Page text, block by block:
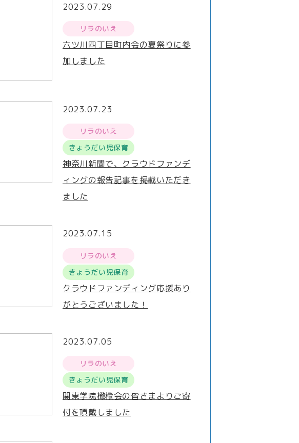
2023.07.29
リラのいえ
六ツ川四丁目町内会の夏祭りに参
加しました
2023.07.23
リラのいえ
きょうだい児保育
神奈川新聞で、クラウドファンデ
ィングの報告記事を掲載いただき
ました
2023.07.15
リラのいえ
きょうだい児保育
クラウドファンディング応援あり
がとうございました！
2023.07.05
リラのいえ
きょうだい児保育
関東学院橄欖会の皆さまよりご寄
付を頂戴しました